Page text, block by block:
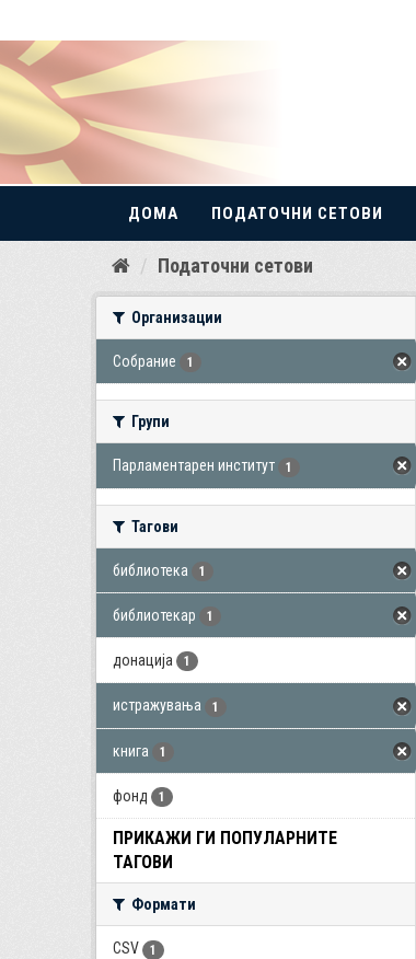
Прескокнете
ДОМА ПОДАТОЧНИ СЕТОВИ
Податочни сетови
Организации
Собрание 1
Групи
Парламентарен институт 1
Тагови
библиотека 1
библиотекар 1
донација 1
истражувања 1
книга 1
фонд 1
ПРИКАЖИ ГИ ПОПУЛАРНИТЕ
ТАГОВИ
Формати
CSV 1